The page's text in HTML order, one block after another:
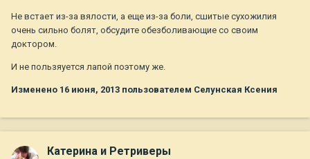
Не встает из-за вялости, а еще из-за боли, сшитые сухожилия
очень сильно болят, обсудите обезболивающие со своим
доктором.
И не пользяуется лапой поэтому же.
Изменено 16 июня, 2013 пользователем Селунская Ксения
Катерина и Ретриверы